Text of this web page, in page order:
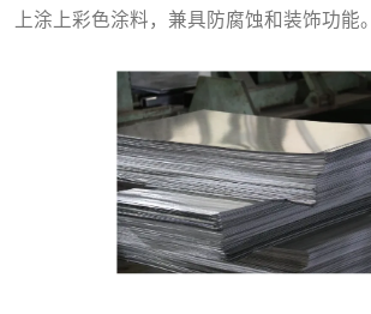
上涂上彩色涂料，兼具防腐蚀和装饰功能。